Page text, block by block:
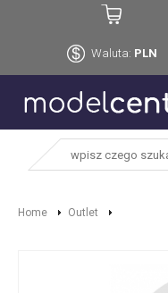
Waluta: PLN
Home Outlet